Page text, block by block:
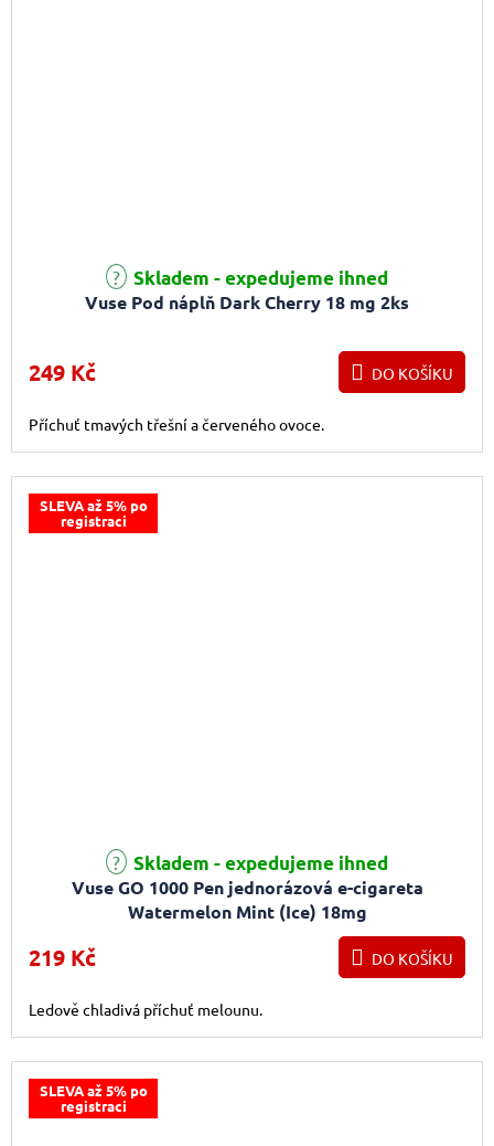
Vuse Pod náplň Dark Cherry 18 mg 2ks
Průměrné hodnocení produktu je 5,0 z 5 hvězdiček.
Skladem - expedujeme ihned
249 Kč DO KOŠÍKU
Příchuť tmavých třešní a červeného ovoce.
SLEVA až 5% po
registraci
Vuse GO 1000 Pen jednorázová e-cigareta
Watermelon Mint (Ice) 18mg
Průměrné hodnocení produktu je 4,0 z 5 hvězdiček.
Skladem - expedujeme ihned
219 Kč DO KOŠÍKU
Ledově chladivá příchuť melounu.
SLEVA až 5% po
registraci